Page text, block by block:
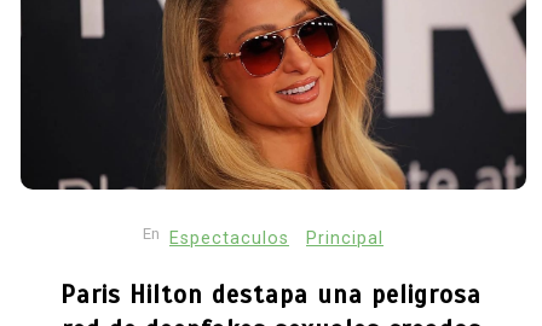
En Espectaculos Principal
Paris Hilton destapa una peligrosa